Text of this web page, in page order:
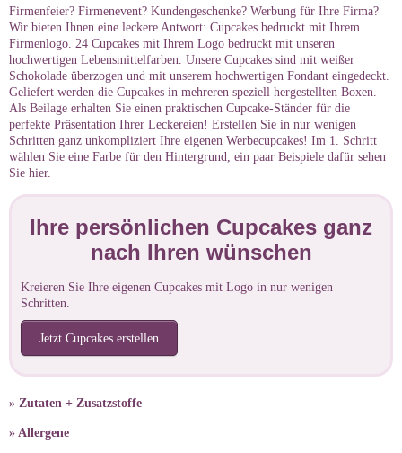
Firmenfeier? Firmenevent? Kundengeschenke? Werbung für Ihre Firma?
Wir bieten Ihnen eine leckere Antwort: Cupcakes bedruckt mit Ihrem
Firmenlogo. 24 Cupcakes mit Ihrem Logo bedruckt mit unseren
hochwertigen Lebensmittelfarben. Unsere Cupcakes sind mit weißer
Schokolade überzogen und mit unserem hochwertigen Fondant eingedeckt.
Geliefert werden die Cupcakes in mehreren speziell hergestellten Boxen.
Als Beilage erhalten Sie einen praktischen Cupcake-Ständer für die
perfekte Präsentation Ihrer Leckereien! Erstellen Sie in nur wenigen
Schritten ganz unkompliziert Ihre eigenen Werbecupcakes! Im 1. Schritt
wählen Sie eine Farbe für den Hintergrund, ein paar Beispiele dafür sehen
Sie hier.
Ihre persönlichen Cupcakes ganz
nach Ihren wünschen
Kreieren Sie Ihre eigenen Cupcakes mit Logo in nur wenigen
Schritten.
Jetzt Cupcakes erstellen
» Zutaten + Zusatzstoffe
» Allergene